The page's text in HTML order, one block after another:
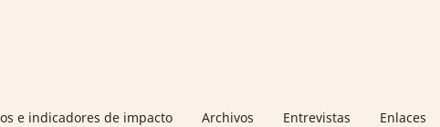
e indicadores de impacto Archivos Entrevistas Enlaces